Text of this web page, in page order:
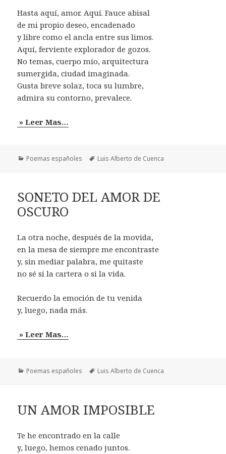
Hasta aquí, amor. Aquí. Fauce abisal
de mi propio deseo, encadenado
y libre como el ancla entre sus limos.
Aquí, ferviente explorador de gozos.
No temas, cuerpo mío, arquitectura
sumergida, ciudad imaginada.
Gusta breve solaz, toca su lumbre,
admira su contorno, prevalece.
» Leer Mas…
Categorías
Poemas españoles Etiquetas
Luis Alberto de Cuenca
SONETO DEL AMOR DE
OSCURO
La otra noche, después de la movida,
en la mesa de siempre me encontraste
y, sin mediar palabra, me quitaste
no sé si la cartera o si la vida.
Recuerdo la emoción de tu venida
y, luego, nada más.
» Leer Mas…
Categorías
Poemas españoles Etiquetas
Luis Alberto de Cuenca
UN AMOR IMPOSIBLE
Te he encontrado en la calle
y, luego, hemos cenado juntos.